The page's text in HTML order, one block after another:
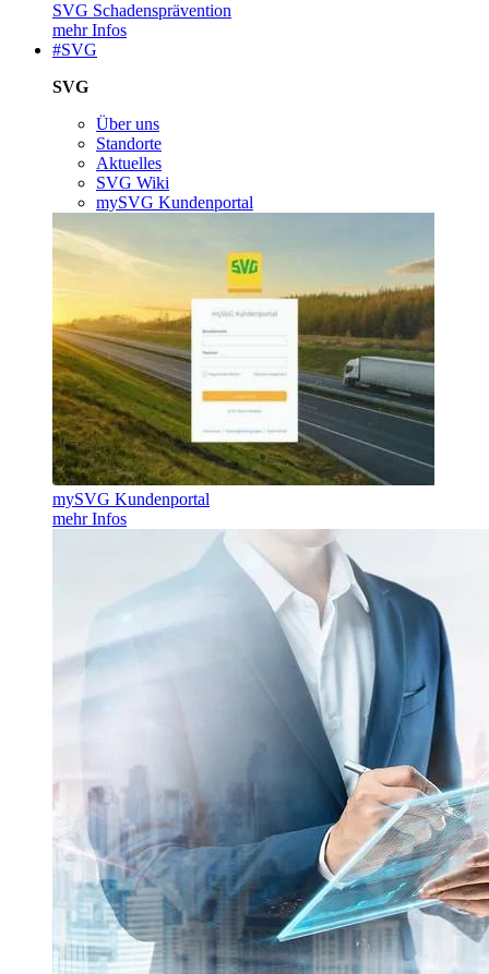
SVG Schadensprävention
mehr Infos
#SVG
SVG
Über uns
Standorte
Aktuelles
SVG Wiki
mySVG Kundenportal
mySVG Kundenportal
mehr Infos